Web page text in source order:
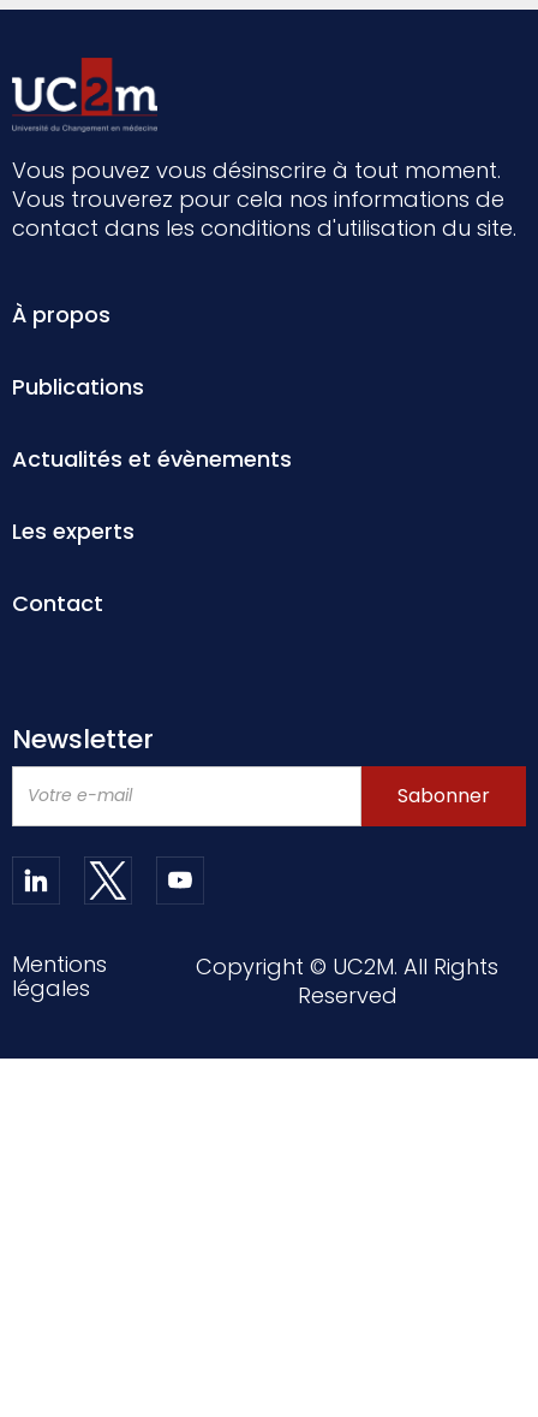
Vous pouvez vous désinscrire à tout moment.
Vous trouverez pour cela nos informations de
contact dans les conditions d'utilisation du site.
À propos
Publications
Actualités et évènements
Les experts
Contact
Newsletter
Mentions
légales
Copyright © UC2M. All Rights
Reserved